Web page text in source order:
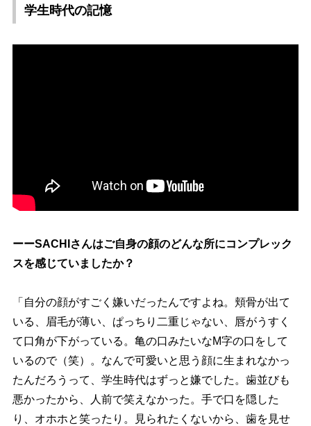
学生時代の記憶
ーーSACHIさんはご自身の顔のどんな所にコンプレック
スを感じていましたか？
「自分の顔がすごく嫌いだったんですよね。頬骨が出て
いる、眉毛が薄い、ぱっちり二重じゃない、唇がうすく
て口角が下がっている。亀の口みたいなM字の口をして
いるので（笑）。なんで可愛いと思う顔に生まれなかっ
たんだろうって、学生時代はずっと嫌でした。歯並びも
悪かったから、人前で笑えなかった。手で口を隠した
り、オホホと笑ったり。見られたくないから、歯を見せ